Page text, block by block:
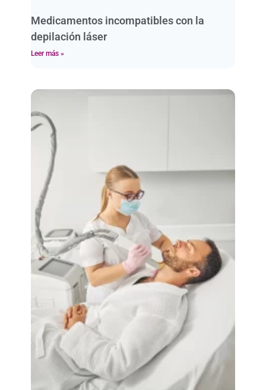
Medicamentos incompatibles con la
depilación láser
Leer más »